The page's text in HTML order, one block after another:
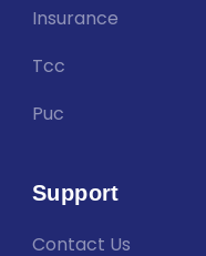
Insurance
Tcc
Puc
Support
Contact Us